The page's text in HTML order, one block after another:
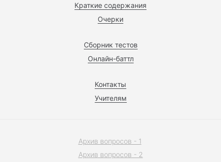
Краткие содержания
Очерки
Сборник тестов
Онлайн-баттл
Контакты
Учителям
Архив вопросов - 1
Архив вопросов - 2